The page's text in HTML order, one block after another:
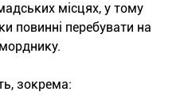
місцях, у тому
повинні перебувати на
зокрема: